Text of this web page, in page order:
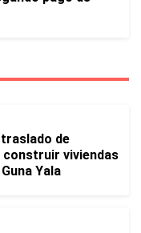
traslado de
viviendas
Yala